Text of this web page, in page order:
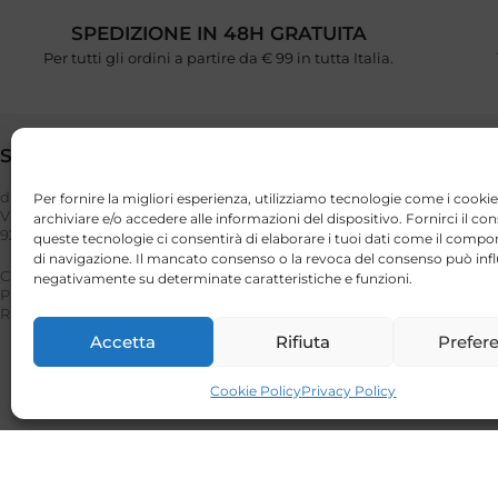
Per fornire la migliori esperienza, utilizziamo tecnologie come i
archiviare e/o accedere alle informazioni del dispositivo. Fornirci il
queste tecnologie ci consentirà di elaborare i tuoi dati come il
di navigazione. Il mancato consenso o la revoca del consenso può
negativamente su determinate caratteristiche e funzioni.
Accetta Rifiuta
Cookie PolicyPrivacy Policy
SPEDIZIONE IN 48H GRATUITA
Per tutti gli ordini a partire da € 99 in tutta Italia.
STILI DI VITA
di Giuseppina D’Angelo
Via Vittorio Veneto, 40
92025 Casteltermini (AG)
CF: DNG GPP 85T48 G273P
P. IVA: 03023110848
REA: AG – 221948
TERMINI E CONDIZIONI
PAGAMENTI
SPEDIZIONI E RESI
PRIVACY POLICY
COOKIE POLICY